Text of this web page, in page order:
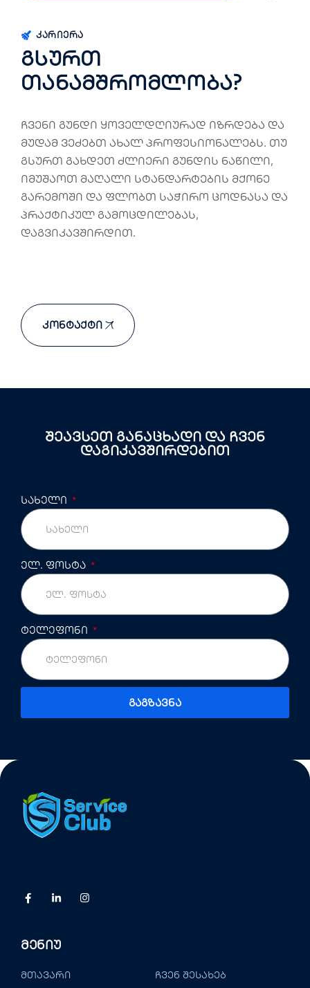
ᲙᲐᲠᲘᲔᲠᲐ
გსურთ
თანამშრომლობა?
ჩვენი გუნდი ყოველდღიურად იზრდება და
მუდამ ვეძებთ ახალ პროფესიონალებს. თუ
გსურთ გახდეთ ძლიერი გუნდის ნაწილი,
იმუშაოთ მაღალი სტანდარტების მქონე
გარემოში და ფლობთ საჭირო ცოდნასა და
პრაქტიკულ გამოცდილებას,
დაგვიკავშირდით.
Კონტაქტი
შეავსეთ განაცხადი და ჩვენ
დაგიკავშირდებით
სახელი
ელ. ფოსტა
ტელეფონი
Გაგზავნა
Მენიუ
მთავარი ჩვენ შესახებ